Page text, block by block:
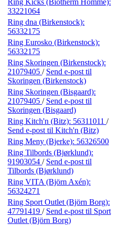
33221064
Ring dna (Birkenstock):
56332175
Ring Eurosko (Birkenstock):
56332175
Ring Skoringen (Birkenstock):
21079405 / Send e-post til
Skoringen (Birkenstock)
Ring Skoringen (Bisgaard):
21079405 / Send e-post til
Skoringen (Bisgaard)
Ring Kitch'n (Bitz): 56311011 /
Send e-post til Kitch'n (Bitz)
Ring Meny (Bjerke): 56326500
Ring Tilbords (Bjørklund):
91903054 / Send e-post til
Tilbords (Bjørklund)
Ring VITA (Björn Axén):
56324271
Ring Sport Outlet (Björn Borg):
47791419 / Send e-post til Sport
Outlet (Björn Borg)